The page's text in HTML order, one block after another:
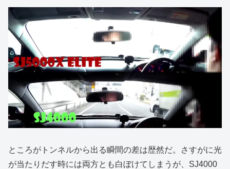
ところがトンネルから出る瞬間の差は歴然だ。さすがに光
が当たりだす時には両方とも白ぼけてしまうが、SJ4000